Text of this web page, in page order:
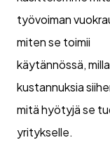
työvoiman
miten se toimii
käytännössä,
kustannuksia
mitä hyötyjä se
yritykselle.